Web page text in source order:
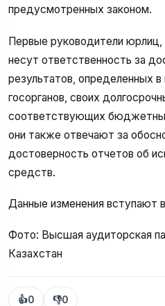
предусмотренных законом.
Первые руководители
несут ответственность за
результатов, определенных в
госорганов, своих
соответствующих
они также отвечают за
достоверность отчетов об
средств.
Данные изменения вступают
Фото: Высшая аудиторская
Казахстан
👍0 👎0